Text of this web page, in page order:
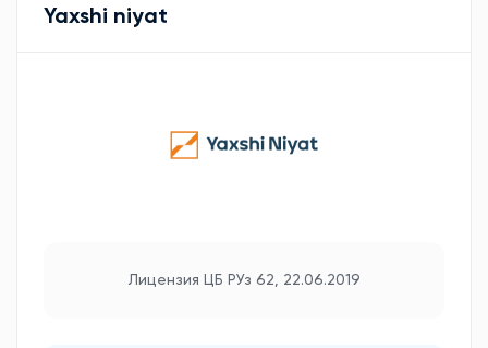
Yaxshi niyat
Лицензия ЦБ РУз 62, 22.06.2019